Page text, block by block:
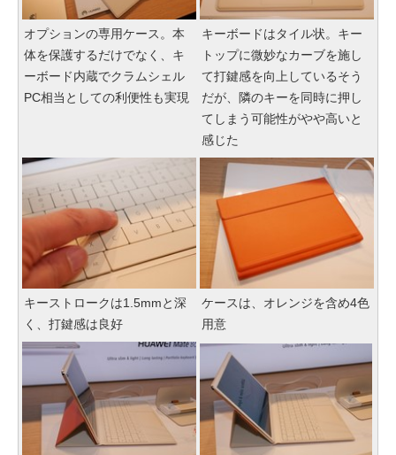
オプションの専用ケース。本
体を保護するだけでなく、キ
ーボード内蔵でクラムシェル
PC相当としての利便性も実現
キーボードはタイル状。キー
トップに微妙なカーブを施し
て打鍵感を向上しているそう
だが、隣のキーを同時に押し
てしまう可能性がやや高いと
感じた
キーストロークは1.5mmと深
く、打鍵感は良好
ケースは、オレンジを含め4色
用意